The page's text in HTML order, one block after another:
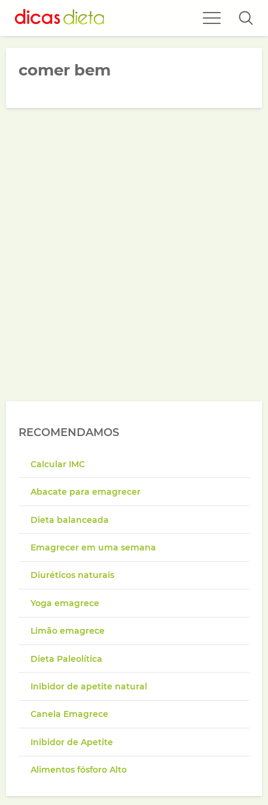
comer bem
RECOMENDAMOS
Calcular IMC
Abacate para emagrecer
Dieta balanceada
Emagrecer em uma semana
Diuréticos naturais
Yoga emagrece
Limão emagrece
Dieta Paleolítica
Inibidor de apetite natural
Canela Emagrece
Inibidor de Apetite
Alimentos fósforo Alto